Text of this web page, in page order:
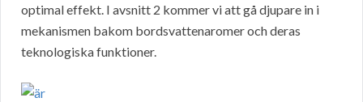
optimal effekt. I avsnitt 2 kommer vi att gå djupare in i
mekanismen bakom bordsvattenaromer och deras
teknologiska funktioner.